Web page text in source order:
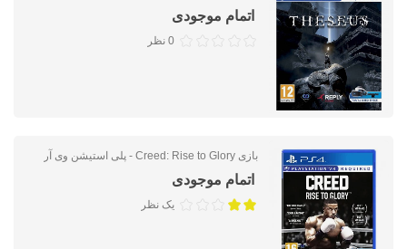
اتمام موجودی
0 نظر
بازی Creed: Rise to Glory - پلی استیشن وی آر
اتمام موجودی
یک نظر